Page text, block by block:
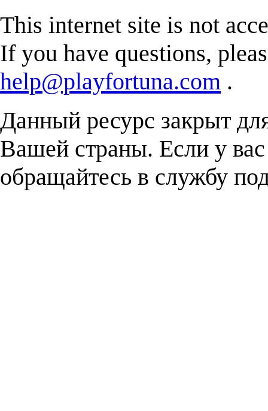
This internet site is not
If you have questions,
help@playfortuna.com .
Данный ресурс закрыт
Вашей страны. Если у
обращайтесь в службу